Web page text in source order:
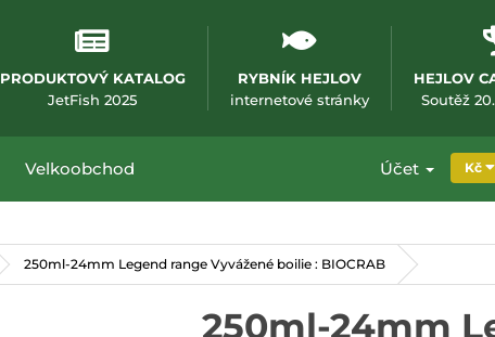
PRODUKTOVÝ KATALOG
JetFish 2025(otevře se v novém okně)
RYBNÍK HEJLOV
internetové stránky(otevře se v
HEJLOV
Soutěž
Velkoobchod Účet Kč
250ml-24mm Legend range Vyvážené boilie : BIOCRAB
250ml-24mm